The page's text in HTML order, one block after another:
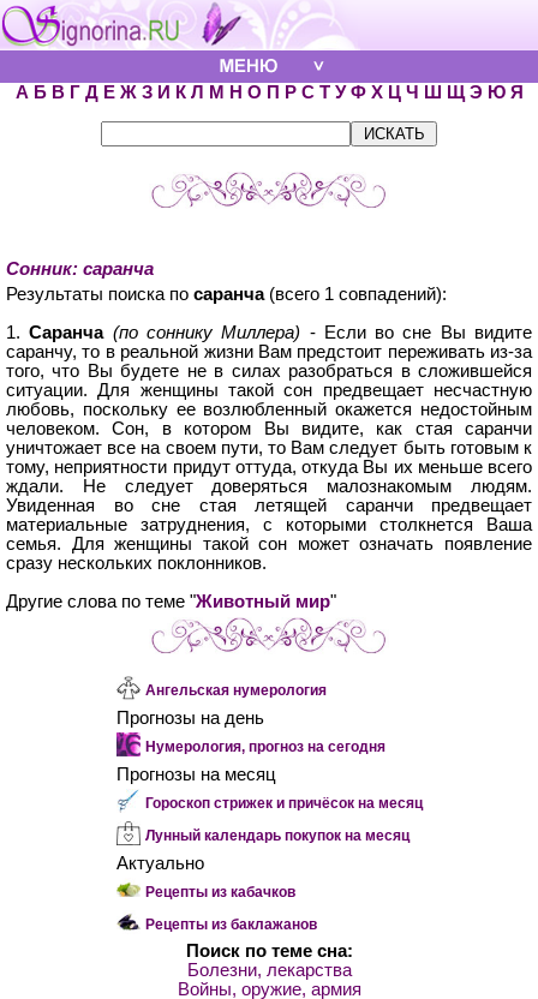
А Б В Г Д Е Ж З И К Л М Н О П Р С Т У Ф Х Ц Ч Ш Щ Э Ю Я
Сонник: саранча
Результаты поиска по саранча(всего 1 совпадений):
1.Саранча (по соннику Миллера) - Если во сне Вы видите
саранчу, то в реальной жизни Вам предстоит переживать из-за
того, что Вы будете не в силах разобраться в сложившейся
ситуации. Для женщины такой сон предвещает несчастную
любовь, поскольку ее возлюбленный окажется недостойным
человеком. Сон, в котором Вы видите, как стая саранчи
уничтожает все на своем пути, то Вам следует быть готовым к
тому, неприятности придут оттуда, откуда Вы их меньше всего
ждали. Не следует доверяться малознакомым людям.
Увиденная во сне стая летящей саранчи предвещает
материальные затруднения, с которыми столкнется Ваша
семья. Для женщины такой сон может означать появление
сразу нескольких поклонников.
Другие слова по теме "Животный мир"
Ангельская нумерология
Прогнозы на день
Нумерология, прогноз на сегодня
Прогнозы на месяц
Гороскоп стрижек и причёсок на месяц
Лунный календарь покупок на месяц
Актуально
Рецепты из кабачков
Рецепты из баклажанов
Поиск по теме сна:
Болезни, лекарства
Войны, оружие, армия